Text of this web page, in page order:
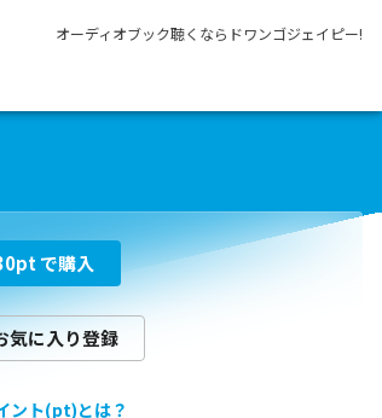
オーディオブック聴くならドワンゴジェイピー!
pt で購入
気に入り登録
ント(pt)とは？